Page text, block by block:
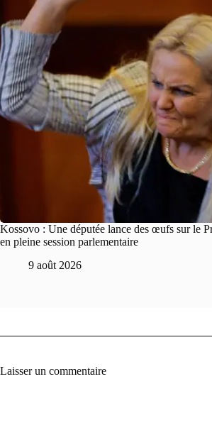
Kossovo : Une députée lance des œufs sur le
en pleine session parlementaire
9 août 2026
Laisser un commentaire